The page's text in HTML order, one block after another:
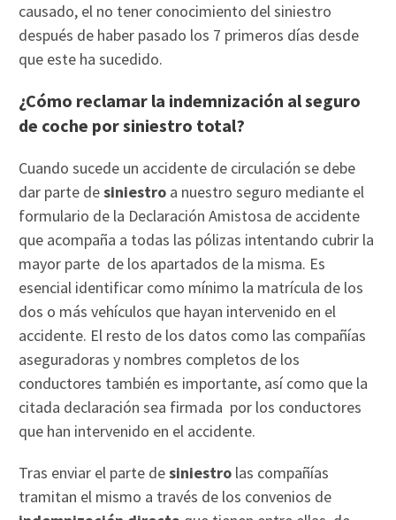
causado, el no tener conocimiento del siniestro
después de haber pasado los 7 primeros días desde
que este ha sucedido.
¿Cómo reclamar la indemnización al seguro
de coche por siniestro total?
Cuando sucede un accidente de circulación se debe
dar parte desiniestro a nuestro seguro mediante el
formulario de la Declaración Amistosa de accidente
que acompaña a todas las pólizas intentando cubrir la
mayor parte de los apartados de la misma. Es
esencial identificar como mínimo la matrícula de los
dos o más vehículos que hayan intervenido en el
accidente. El resto de los datos como las compañías
aseguradoras y nombres completos de los
conductores también es importante, así como que la
citada declaración sea firmada por los conductores
que han intervenido en el accidente.
Tras enviar el parte desiniestro las compañías
tramitan el mismo a través de los convenios de